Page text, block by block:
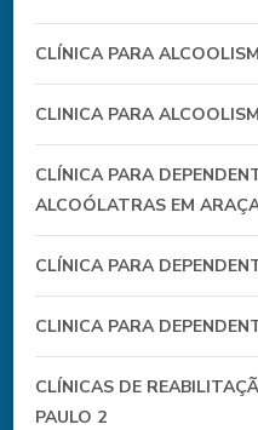
CLÍNICA PARA
CLINICA PARA
CLÍNICA PARA
ALCOÓLATRAS EM
CLÍNICA PARA
CLINICA PARA
CLÍNICAS DE
PAULO 2